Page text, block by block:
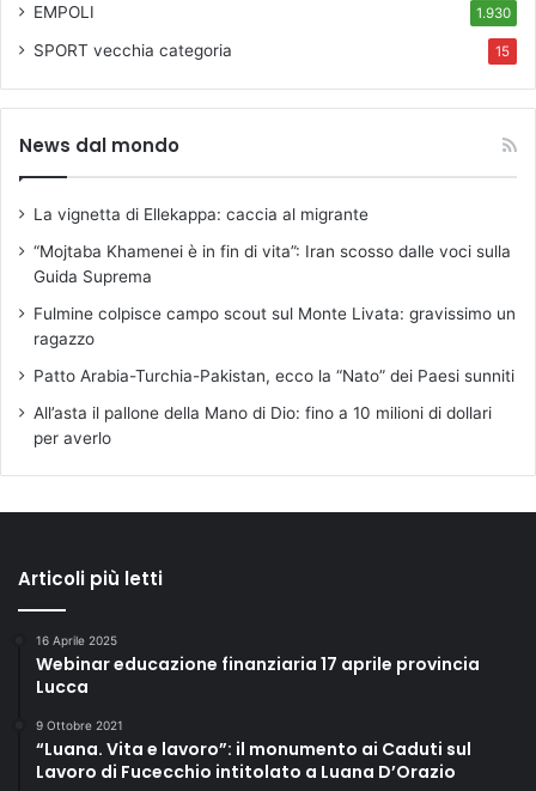
EMPOLI 1.930
SPORT vecchia categoria 15
News dal mondo
La vignetta di Ellekappa: caccia al migrante
“Mojtaba Khamenei è in fin di vita”: Iran scosso dalle voci sulla
Guida Suprema
Fulmine colpisce campo scout sul Monte Livata: gravissimo un
ragazzo
Patto Arabia-Turchia-Pakistan, ecco la “Nato” dei Paesi sunniti
All’asta il pallone della Mano di Dio: fino a 10 milioni di dollari
per averlo
Articoli più letti
16 Aprile 2025
Webinar educazione finanziaria 17 aprile provincia
Lucca
9 Ottobre 2021
“Luana. Vita e lavoro”: il monumento ai Caduti sul
Lavoro di Fucecchio intitolato a Luana D’Orazio